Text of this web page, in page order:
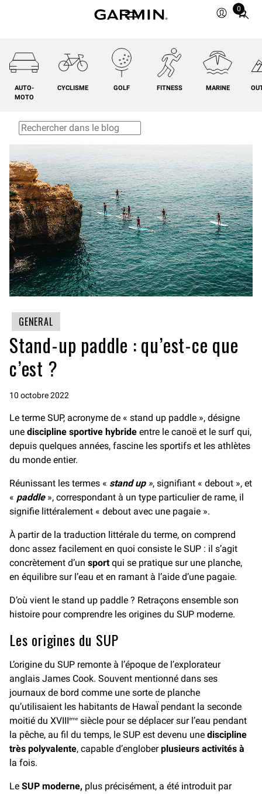
0
Total
AUTO-
MOTO
CYCLISME GOLF FITNESS MARINE
GENERAL
Stand-up paddle : qu’est-ce que
c’est ?
10 octobre 2022
Le terme SUP, acronyme de « stand up paddle », désigne
une discipline sportive hybride entre le canoë et le surf qui,
depuis quelques années, fascine les sportifs et les athlètes
du monde entier.
Réunissant les termes « stand up», signifiant « debout », et
« paddle», correspondant à un type particulier de rame, il
signifie littéralement « debout avec une pagaie ».
À partir de la traduction littérale du terme, on comprend
donc assez facilement en quoi consiste le SUP : il s’agit
concrètement d’un sportqui se pratique sur une planche,
en équilibre sur l’eau et en ramant à l’aide d’une pagaie.
D’où vient le stand up paddle ? Retraçons ensemble son
histoire pour comprendre les origines du SUP moderne.
Les origines du SUP
L’origine du SUP remonte à l’époque de l’explorateur
anglais James Cook. Souvent mentionné dans ses
journaux de bord comme une sorte de planche
qu’utilisaient les habitants de HawaÏ pendant la seconde
moitié du XVIIIème siècle pour se déplacer sur l’eau pendant
la pêche, au fil du temps, le SUP est devenu une discipline
très polyvalente, capable d’engloberplusieurs activités à
la fois.
Le SUP moderne, plus précisément, a été introduit par